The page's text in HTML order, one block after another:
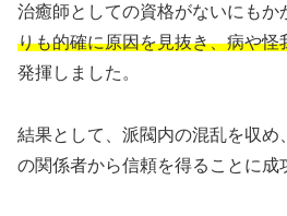
治癒師としての資格がないにもか
りも的確に原因を見抜き、病や怪
発揮しました。
結果として、派閥内の混乱を収め
の関係者から信頼を得ることに成